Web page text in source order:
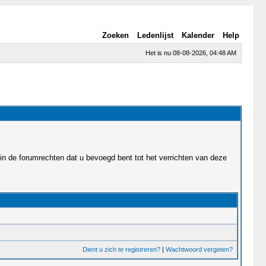
Zoeken Ledenlijst Kalender Help
Het is nu 08-08-2026, 04:48 AM
de forumrechten dat u bevoegd bent tot het verrichten van deze
Dient u zich te registreren?| Wachtwoord vergeten?